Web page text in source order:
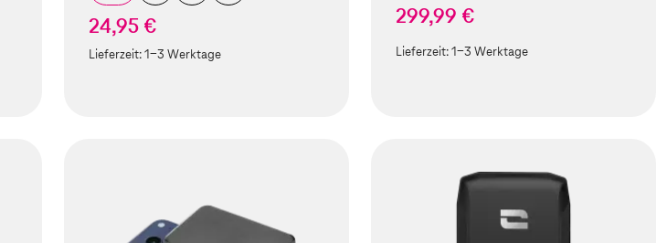
24,95 €
Lieferzeit:1-3 Werktage
299,99 €
Lieferzeit:1-3 Werktage